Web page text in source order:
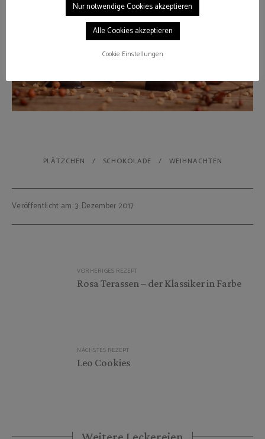
PLÄTZCHEN SCHOKOLADE WEIHNACHTEN
Veröffentlicht am: 3. Dezember 2017
VORHERIGES REZEPT
Rosa Terassen – der Klassiker in Farbe
NÄCHSTES REZEPT
Leo Cookies
Nur notwendige Cookies akzeptieren
Alle Cookies akzeptieren
Cookie Einstellungen